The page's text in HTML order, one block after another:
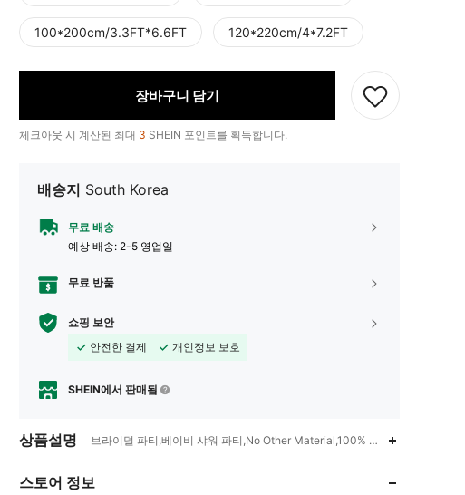
100*200cm/3.3FT*6.6FT 120*220cm/4*7.2FT
장바구니 담기
체크아웃 시 계산된 최대 3 SHEIN 포인트를 획득합니다.
배송지 South Korea
무료 배송
예상 배송: 2-5 영업일
무료 반품
쇼핑 보안
안전한 결제
개인정보 보호
SHEIN에서 판매됨
상품설명 브라이덜 파티,베이비 샤워 파티,No Other Material,100% 폴리에스터
스토어 정보
4.87 43
253